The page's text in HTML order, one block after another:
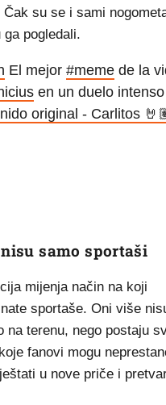
su se i sami
pogledali.
El mejor #meme de la
en un duelo intenso
original - Carlitos
samo sportaši
mijenja način na koji
sportaše. Oni više
na terenu, nego postaju
fanovi mogu
u nove priče i